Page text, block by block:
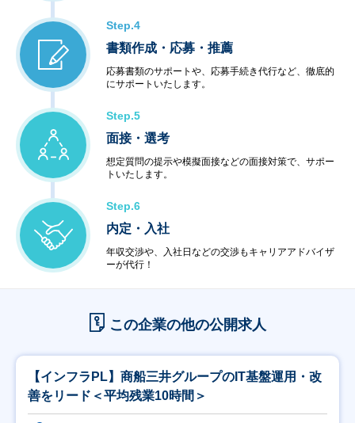
Step.4
書類作成・応募・推薦
応募書類のサポートや、応募手続き代行など、徹底的
にサポートいたします。
Step.5
面接・選考
想定質問の提示や模擬面接などの面接対策で、サポー
トいたします。
Step.6
内定・入社
年収交渉や、入社日などの交渉もキャリアアドバイザ
ーが代行！
この企業の他の公開求人
【インフラPL】商船三井グループのIT基盤運用・改
善をリード＜平均残業10時間＞